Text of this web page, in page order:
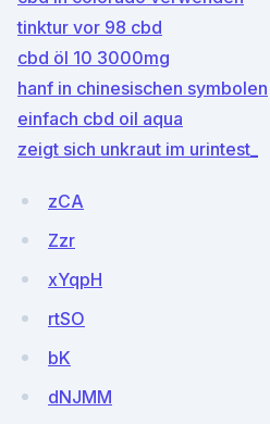
tinktur vor 98 cbd
cbd öl 10 3000mg
hanf in chinesischen symbolen
einfach cbd oil aqua
zeigt sich unkraut im urintest_
zCA
Zzr
xYqpH
rtSO
bK
dNJMM